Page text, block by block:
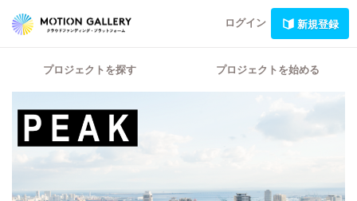
ログイン 新規登録
プロジェクトを探す プロジェクトを始める